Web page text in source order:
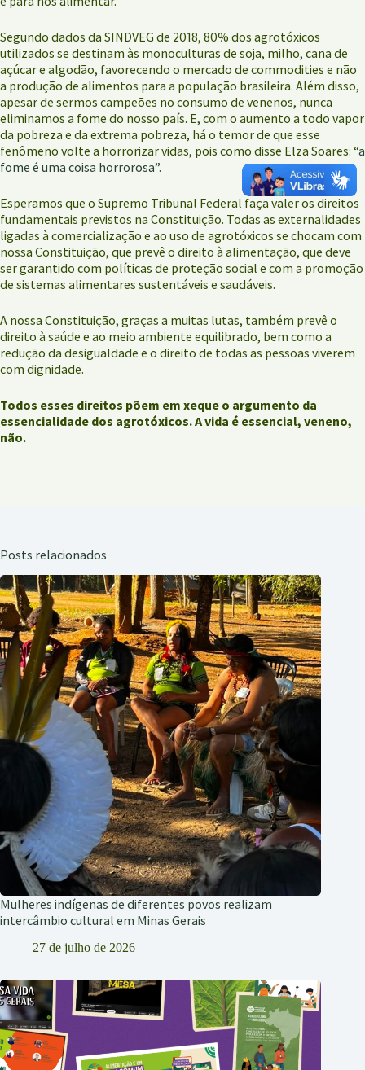
Segundo dados da SINDVEG de 2018, 80% dos agrotóxicos
utilizados se destinam às monoculturas de soja, milho, cana de
açúcar e algodão, favorecendo o mercado de commodities e não
a produção de alimentos para a população brasileira. Além disso,
apesar de sermos campeões no consumo de venenos, nunca
eliminamos a fome do nosso país. E, com o aumento a todo vapor
da pobreza e da extrema pobreza, há o temor de que esse
fenômeno volte a horrorizar vidas, pois como disse Elza Soares: “a
fome é uma coisa horrorosa”.
Esperamos que o Supremo Tribunal Federal faça valer os direitos
fundamentais previstos na Constituição. Todas as externalidades
ligadas à comercialização e ao uso de agrotóxicos se chocam com
nossa Constituição, que prevê o direito à alimentação, que deve
ser garantido com políticas de proteção social e com a promoção
de sistemas alimentares sustentáveis e saudáveis.
A nossa Constituição, graças a muitas lutas, também prevê o
direito à saúde e ao meio ambiente equilibrado, bem como a
redução da desigualdade e o direito de todas as pessoas viverem
com dignidade.
Todos esses direitos põem em xeque o argumento da
essencialidade dos agrotóxicos. A vida é essencial, veneno,
não.
Posts relacionados
Mulheres indígenas de diferentes povos realizam
intercâmbio cultural em Minas Gerais
27 de julho de 2026